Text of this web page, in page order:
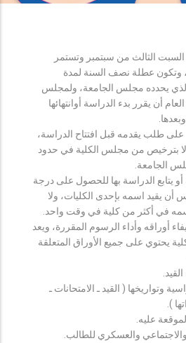
السبت الثالث من سبتمبر وتستمر
وتكون عطلة نصف السنة لمدة
يحدده مجلس الجامعة، ولمجلس
أن يقرر بدء الدراسة أوانتهائها
على طلب يقدمه قبل افتتاح الدراسة،
إلا بترخيص من مجلس الكلية في حدود
الجامعة.
يتابع الدراسة بها للحصول على درجة
أن يقيد اسمه بإحدى الكليات، ولا
في أكثر من كلية في وقت واحد.
أوراقه وأداء الرسوم المقررة، ويعد
يحتوي على جميع الأوراق المتعلقة
وتواريخها ( القيد ـ الامتحانات ـ
).
عليه.
والعسكري للطالب.